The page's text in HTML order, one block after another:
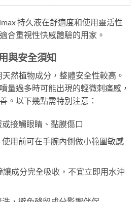
持久液在舒適度和使用靈活性
合重視性快感體驗的用家。
與安全須知
然植物成分，整體安全性較高。
量過多時可能出現的輕微刺痛感，
。以下幾點需特別注意：
接觸眼睛、黏膜傷口
用前可在手腕內側做小範圍敏感
成分完全吸收，不宜立即用水沖